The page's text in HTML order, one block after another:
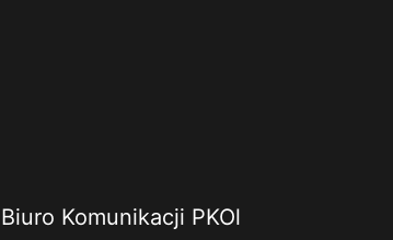
Biuro Komunikacji PKOl